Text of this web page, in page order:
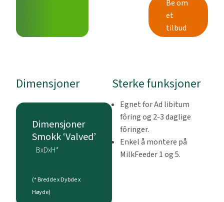
Be om
et
tilbud
Dimensjoner
Dimensjoner
Smokk ‘Valved’
BxDxH*
(* Bredde x Dybde x
Høyde)
Sterke funksjoner
Egnet for Ad libitum
fôring og 2-3 daglige
fôringer.
Enkel å montere på
MilkFeeder 1 og 5.